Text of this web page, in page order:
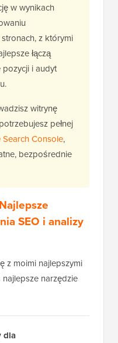
w wynikach
z którymi
łączą
i audyt
witrynę
pełnej
Console,
bezpośrednie
SEO i analizy
z moimi najlepszymi
narzędzie
dla